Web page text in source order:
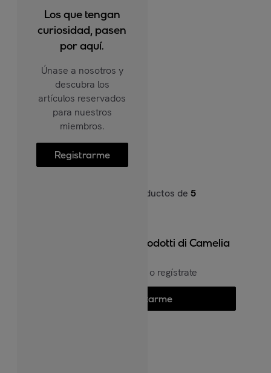
Los que tengan
curiosidad, pasen
por aquí.
Únase a nosotros y
descubra los
artículos reservados
para nuestros
miembros.
Registrarme
productos de 5
Per vedere più prodotti di Camelia
Inicia sesión o regístrate
Conectarme